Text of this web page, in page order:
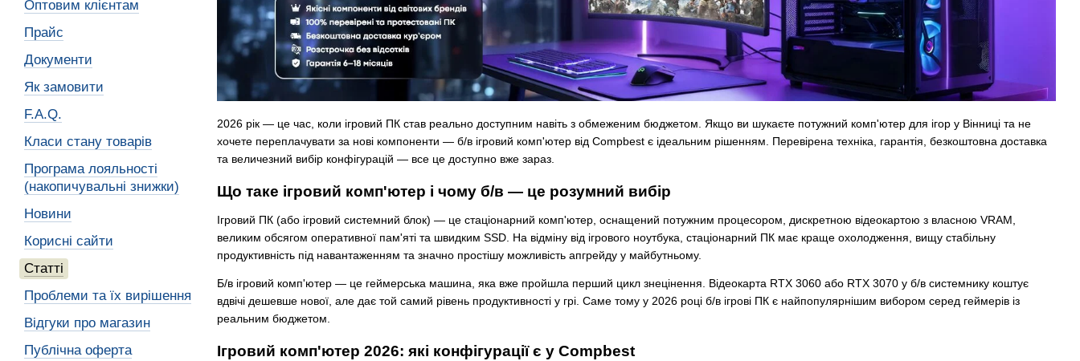
2026 рік — це час, коли ігровий ПК став реально доступним навіть з обмеженим бюджетом. Якщо ви шукаєте потужний комп'ютер для ігор у Вінниці та не
хочете переплачувати за нові компоненти — б/в ігровий комп'ютер від Compbest є ідеальним рішенням. Перевірена техніка, гарантія, безкоштовна доставка
та величезний вибір конфігурацій — все це доступно вже зараз.
Що таке ігровий комп'ютер і чому б/в — це розумний вибір
Ігровий ПК (або ігровий системний блок) — це стаціонарний комп'ютер, оснащений потужним процесором, дискретною відеокартою з власною VRAM,
великим обсягом оперативної пам'яті та швидким SSD. На відміну від ігрового ноутбука, стаціонарний ПК має краще охолодження, вищу стабільну
продуктивність під навантаженням та значно простішу можливість апгрейду у майбутньому.
Б/в ігровий комп'ютер — це геймерська машина, яка вже пройшла перший цикл знецінення. Відеокарта RTX 3060 або RTX 3070 у б/в системнику коштує
вдвічі дешевше нової, але дає той самий рівень продуктивності у грі. Саме тому у 2026 році б/в ігрові ПК є найпопулярнішим вибором серед геймерів із
реальним бюджетом.
Ігровий комп'ютер 2026: які конфігурації є у Compbest
Оптовим клієнтам
Прайс
Документи
Як замовити
F.A.Q.
Класи стану товарів
Програма лояльності
(накопичувальні знижки)
Новини
Корисні сайти
Статті
Проблеми та їх вирішення
Відгуки про магазин
Публічна оферта